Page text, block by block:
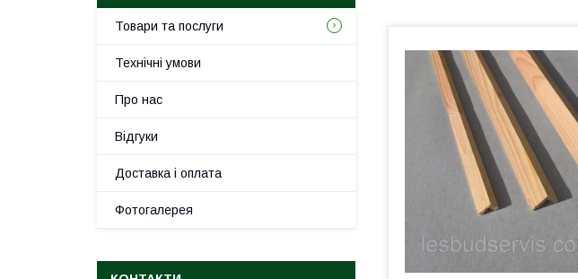
Товари та послуги
Технічні умови
Про нас
Відгуки
Доставка і оплата
Фотогалерея